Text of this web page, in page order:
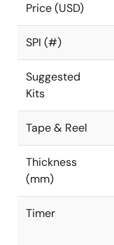
Price (USD)
SPI (#)
Suggested
Kits
Tape & Reel
Thickness
(mm)
Timer